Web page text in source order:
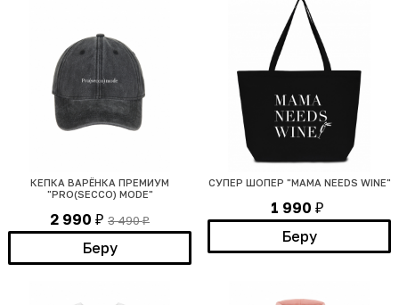
КЕПКА ВАРЁНКА ПРЕМИУМ
"PRO(SECCO) MODE"
2 990 ₽ 3 490₽
Беру
СУПЕР ШОПЕР "MAMA NEEDS WINE"
1 990 ₽
Беру